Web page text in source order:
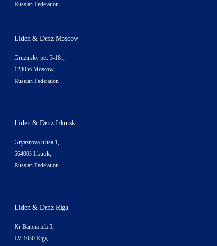
Russian Federation
Liden & Denz Moscow
Gruzinsky per. 3-181,
123056 Moscow,
Russian Federation
Liden & Denz Irkutsk
Gryaznova ulitsa 1,
664003 Irkutsk,
Russian Federation
Liden & Denz Riga
Kr Barona iela 5,
LV-1050 Riga,